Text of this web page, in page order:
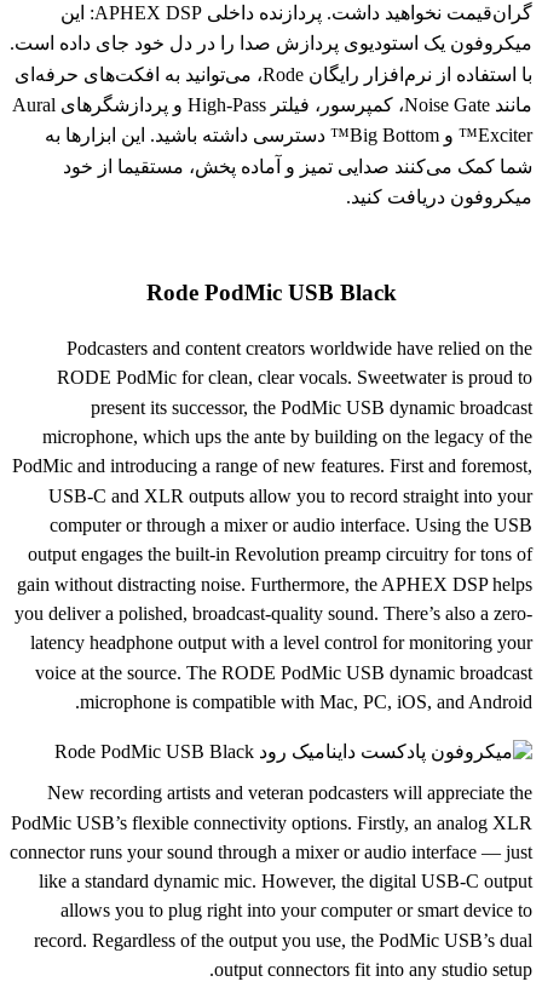
گران‌قیمت نخواهید داشت. پردازنده داخلی APHEX DSP: این
میکروفون یک استودیوی پردازش صدا را در دل خود جای داده است.
با استفاده از نرم‌افزار رایگان Rode، می‌توانید به افکت‌های حرفه‌ای
مانند Noise Gate، کمپرسور، فیلتر High-Pass و پردازشگرهای Aural
Exciter™ و Big Bottom™ دسترسی داشته باشید. این ابزارها به
شما کمک می‌کنند صدایی تمیز و آماده پخش، مستقیما از خود
میکروفون دریافت کنید.
Rode PodMic USB Black
Podcasters and content creators worldwide have relied on the
RODE PodMic for clean, clear vocals. Sweetwater is proud to
present its successor, the PodMic USB dynamic broadcast
microphone, which ups the ante by building on the legacy of the
PodMic and introducing a range of new features. First and foremost,
USB-C and XLR outputs allow you to record straight into your
computer or through a mixer or audio interface. Using the USB
output engages the built-in Revolution preamp circuitry for tons of
gain without distracting noise. Furthermore, the APHEX DSP helps
you deliver a polished, broadcast-quality sound. There’s also a zero-
latency headphone output with a level control for monitoring your
voice at the source. The RODE PodMic USB dynamic broadcast
microphone is compatible with Mac, PC, iOS, and Android.
New recording artists and veteran podcasters will appreciate the
PodMic USB’s flexible connectivity options. Firstly, an analog XLR
connector runs your sound through a mixer or audio interface — just
like a standard dynamic mic. However, the digital USB-C output
allows you to plug right into your computer or smart device to
record. Regardless of the output you use, the PodMic USB’s dual
output connectors fit into any studio setup.